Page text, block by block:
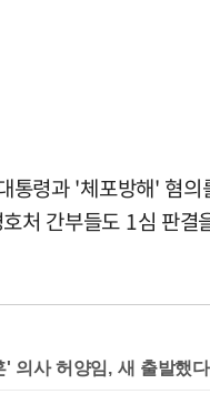
통령과 '체포방해' 혐의
처 간부들도 1심 판결
' 의사 허양임, 새 출발했다